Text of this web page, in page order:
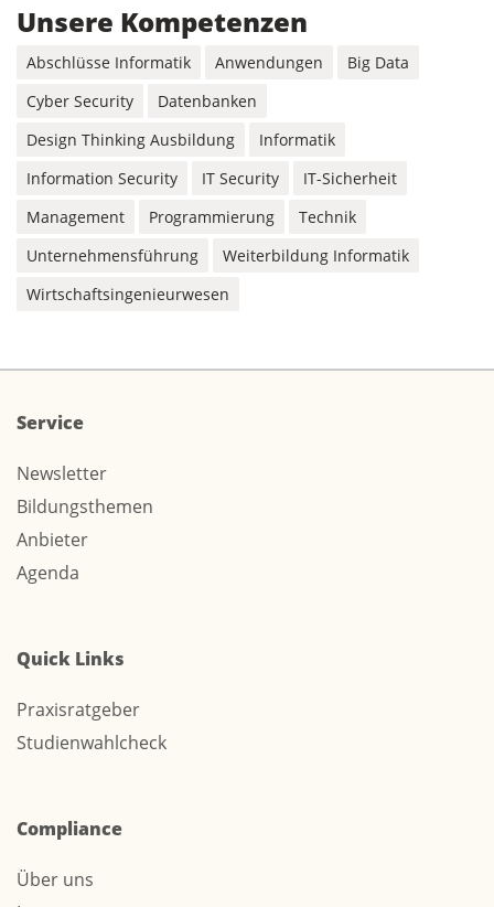
Unsere Kompetenzen
Abschlüsse Informatik Anwendungen
Big Data
Cyber Security
Datenbanken
Design Thinking Ausbildung
Informatik
Information Security
IT Security
IT-Sicherheit
Management
Programmierung
Technik
Unternehmensführung
Weiterbildung Informatik
Wirtschaftsingenieurwesen
Service
Newsletter
Bildungsthemen
Anbieter
Agenda
Quick Links
Praxisratgeber
Studienwahlcheck
Compliance
Über uns